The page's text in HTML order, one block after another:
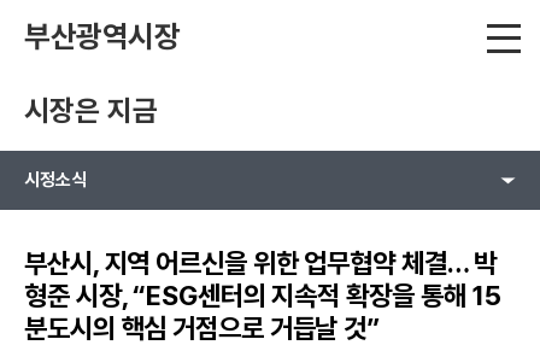
부산광역시장
시장은 지금
시정소식
부산시, 지역 어르신을 위한 업무협약 체결… 박
형준 시장, “ESG센터의 지속적 확장을 통해 15
분도시의 핵심 거점으로 거듭날 것”